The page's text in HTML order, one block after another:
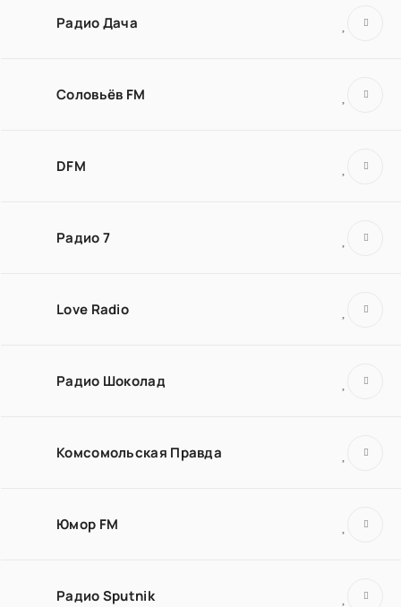
Радио Дача
Соловьёв FM
DFM
Радио 7
Love Radio
Радио Шоколад
Комсомольская Правда
Юмор FM
Радио Sputnik